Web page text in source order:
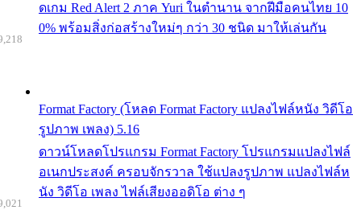
ดเกม Red Alert 2 ภาค Yuri ในตำนาน จากฝีมือคนไทย 10
0% พร้อมสิ่งก่อสร้างใหม่ๆ กว่า 30 ชนิด มาให้เล่นกัน
Format Factory (โหลด Format Factory แปลงไฟล์หนัง วิดีโอ
รูปภาพ เพลง) 5.16
ดาวน์โหลดโปรแกรม Format Factory โปรแกรมแปลงไฟล์
อเนกประสงค์ ครอบจักรวาล ใช้แปลงรูปภาพ แปลงไฟล์ห
นัง วิดีโอ เพลง ไฟล์เสียงออดิโอ ต่าง ๆ